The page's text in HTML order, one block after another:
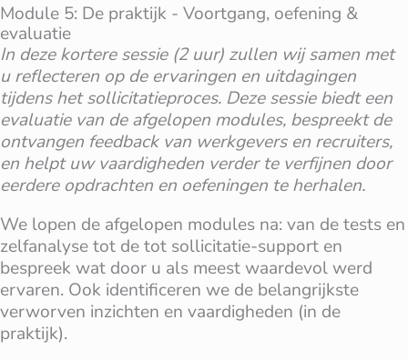
Module 5: De praktijk - Voortgang, oefening &
evaluatie
In deze kortere sessie (2 uur) zullen wij samen met
u reflecteren op de ervaringen en uitdagingen
tijdens het sollicitatieproces. Deze sessie biedt een
evaluatie van de afgelopen modules, bespreekt de
ontvangen feedback van werkgevers en recruiters,
en helpt uw vaardigheden verder te verfijnen door
eerdere opdrachten en oefeningen te herhalen.
We lopen de afgelopen modules na: van de tests en
zelfanalyse tot de tot sollicitatie-support en
bespreek wat door u als meest waardevol werd
ervaren. Ook identificeren we de belangrijkste
verworven inzichten en vaardigheden (in de
praktijk).